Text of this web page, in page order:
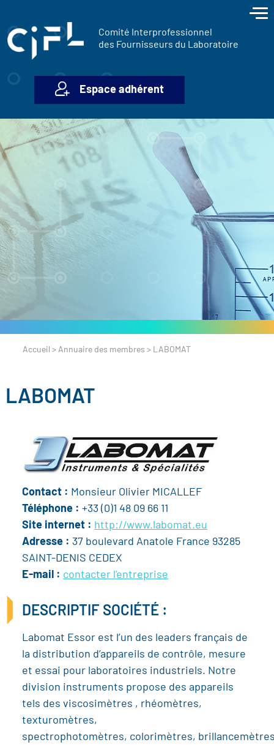
Comité Interprofessionnel
des Fournisseurs du Laboratoire
Espace adhérent
Accueil > Annuaire des membres > LABOMAT
LABOMAT
Contact : Monsieur Olivier MICALLEF
Téléphone : +33 (0)1 48 09 66 11
Site internet : http://www.labomat.eu
Adresse : 37 boulevard Anatole France 93285
SAINT-DENIS CEDEX
E-mail : contacter l'entreprise
DESCRIPTIF SOCIÉTÉ :
Labomat Essor est l’un des leaders français de
la distribution d’appareils de contrôle, mesure
et essai pour laboratoires industriels. Notre
division instruments propose des appareils
tels des viscosimètres , rhéomètres,
texturomètres,
spectrophotomètres, colorimètres,